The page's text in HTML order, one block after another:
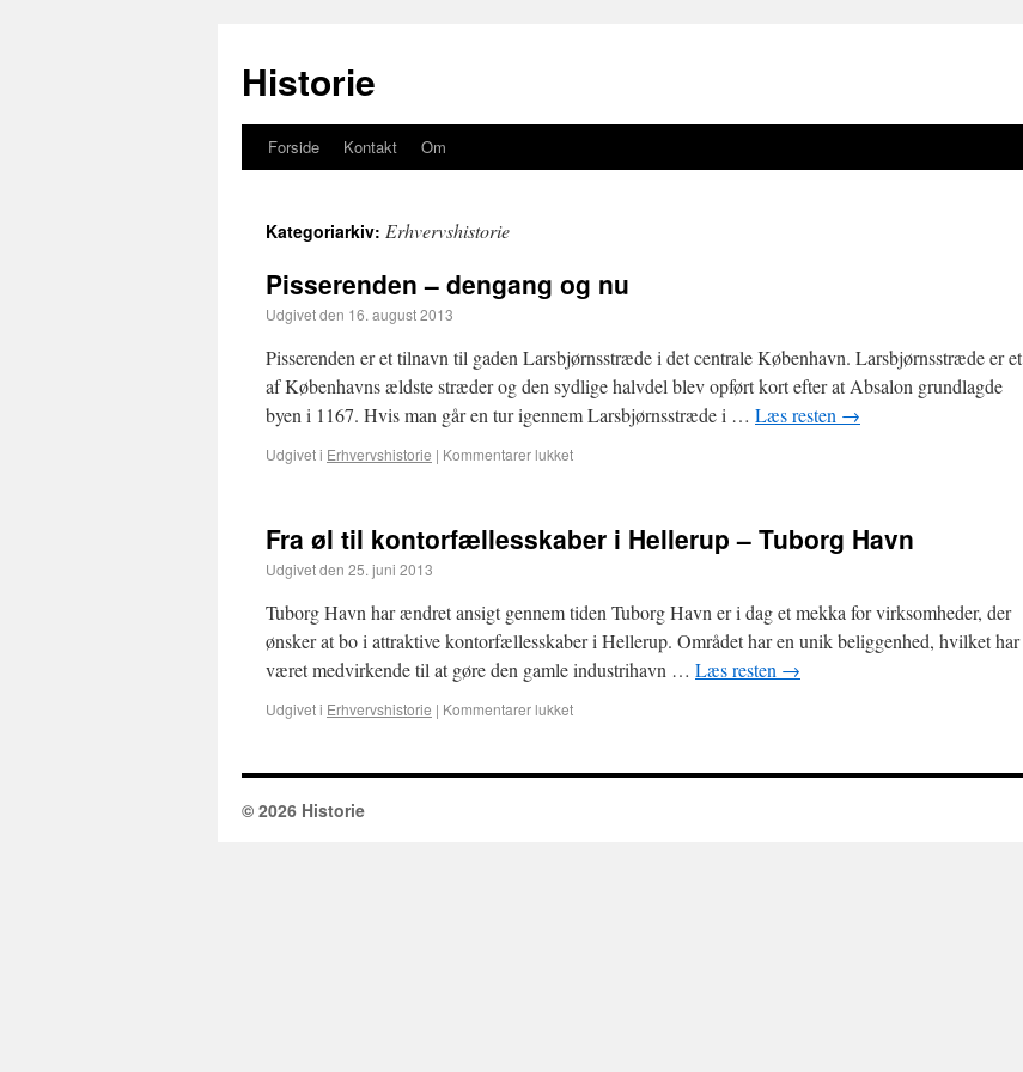
Historie
Forside Kontakt Om
Kategoriarkiv: Erhvervshistorie
Pisserenden – dengang og nu
Udgivet den 16. august 2013
Pisserenden er et tilnavn til gaden Larsbjørnsstræde i det centrale København. Larsbjørnsstræde er et
af Københavns ældste stræder og den sydlige halvdel blev opført kort efter at Absalon grundlagde
byen i 1167. Hvis man går en tur igennem Larsbjørnsstræde i … Læs resten →
Udgivet i Erhvervshistorie | Kommentarer lukket
Fra øl til kontorfællesskaber i Hellerup – Tuborg Havn
Udgivet den 25. juni 2013
Tuborg Havn har ændret ansigt gennem tiden Tuborg Havn er i dag et mekka for virksomheder, der
ønsker at bo i attraktive kontorfællesskaber i Hellerup. Området har en unik beliggenhed, hvilket har
været medvirkende til at gøre den gamle industrihavn … Læs resten →
Udgivet i Erhvervshistorie | Kommentarer lukket
© 2026 Historie